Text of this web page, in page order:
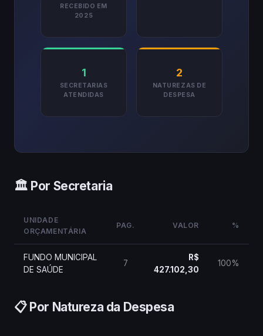
RECEBIDO EM
2025
1
SECRETARIAS
ATENDIDAS
2
NATUREZAS DE
DESPESA
🏛️ Por Secretaria
UNIDADE
ORÇAMENTÁRIA
PAG. VALOR %
FUNDO MUNICIPAL
DE SAÚDE
7
R$
427.102,30
100%
📋 Por Natureza da Despesa